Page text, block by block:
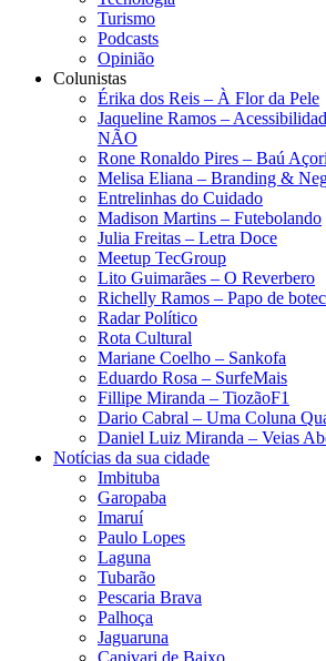
Turismo
Podcasts
Opinião
Colunistas
Érika dos Reis​ – À Flor da Pele
Jaqueline Ramos –
NÃO
Rone Ronaldo Pires – Baú
Melisa Eliana – Branding &
Entrelinhas do Cuidado
Madison Martins – Futebolando
Julia Freitas​ – Letra Doce
Meetup TecGroup
Lito Guimarães – O Reverbero
Richelly Ramos​ – Papo de
Radar Político
Rota Cultural
Mariane Coelho – Sankofa
Eduardo Rosa​ – SurfeMais
Fillipe Miranda – TiozãoF1
Dario Cabral – Uma Coluna
Daniel Luiz Miranda – Veias
Notícias da sua cidade
Imbituba
Garopaba
Imaruí
Paulo Lopes
Laguna
Tubarão
Pescaria Brava
Palhoça
Jaguaruna
Capivari de Baixo